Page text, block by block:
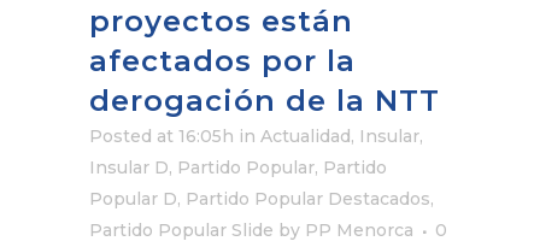
proyectos están
afectados por la
derogación de la NTT
Posted at 16:05h in Actualidad, Insular,
Insular D, Partido Popular, Partido
Popular D, Partido Popular Destacados,
Partido Popular Slide by PP Menorca
0